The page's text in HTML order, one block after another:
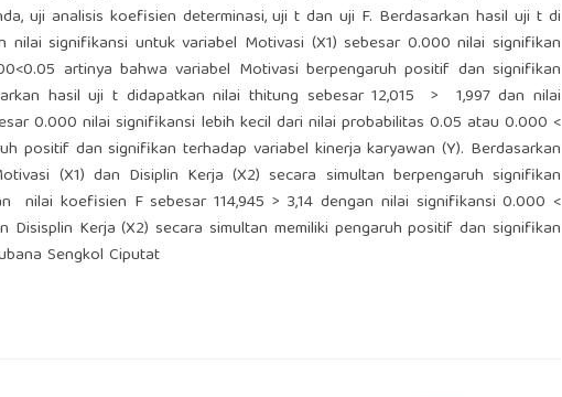
uji analisis koefisien determinasi, uji t dan uji F. Berdasarkan hasil uji t di
nilai signifikansi untuk variabel Motivasi (X1) sebesar 0.000 nilai signifikan
artinya bahwa variabel Motivasi berpengaruh positif dan signifikan
hasil uji t didapatkan nilai thitung sebesar 12,015 > 1,997 dan nilai
0.000 nilai signifikansi lebih kecil dari nilai probabilitas 0.05 atau 0.000 <
positif dan signifikan terhadap variabel kinerja karyawan (Y). Berdasarkan
(X1) dan Disiplin Kerja (X2) secara simultan berpengaruh signifikan
nilai koefisien F sebesar 114,945 > 3,14 dengan nilai signifikansi 0.000 <
Disisplin Kerja (X2) secara simultan memiliki pengaruh positif dan signifikan
Sengkol Ciputat